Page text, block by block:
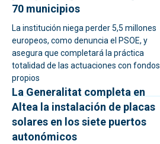
70 municipios
La institución niega perder 5,5 millones
europeos, como denuncia el PSOE, y
asegura que completará la práctica
totalidad de las actuaciones con fondos
propios
La Generalitat completa en
Altea la instalación de placas
solares en los siete puertos
autonómicos